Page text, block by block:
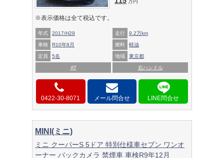
万円
※表示価格は全て税込です。
年式 2017/H29 走行 9.2万km
車検 R10年8月 燃料 軽油
定員 5名 地域 東京都
AT 右ハンドル
0422-30-8071 メール問合せ
MINI(ミニ)
ミニ クーパーS 5ドア 特別仕様車セブン ワンオ
ーナー バックカメラ 禁煙車 車検R9年12月